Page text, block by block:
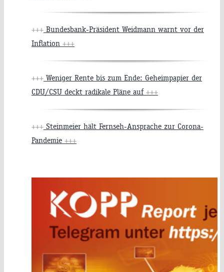
+++ Bundesbank-Präsident Weidmann warnt vor der
Inflation +++
+++ Weniger Rente bis zum Ende: Geheimpapier der
CDU/CSU deckt radikale Pläne auf +++
+++ Steinmeier hält Fernseh-Ansprache zur Corona-
Pandemie +++